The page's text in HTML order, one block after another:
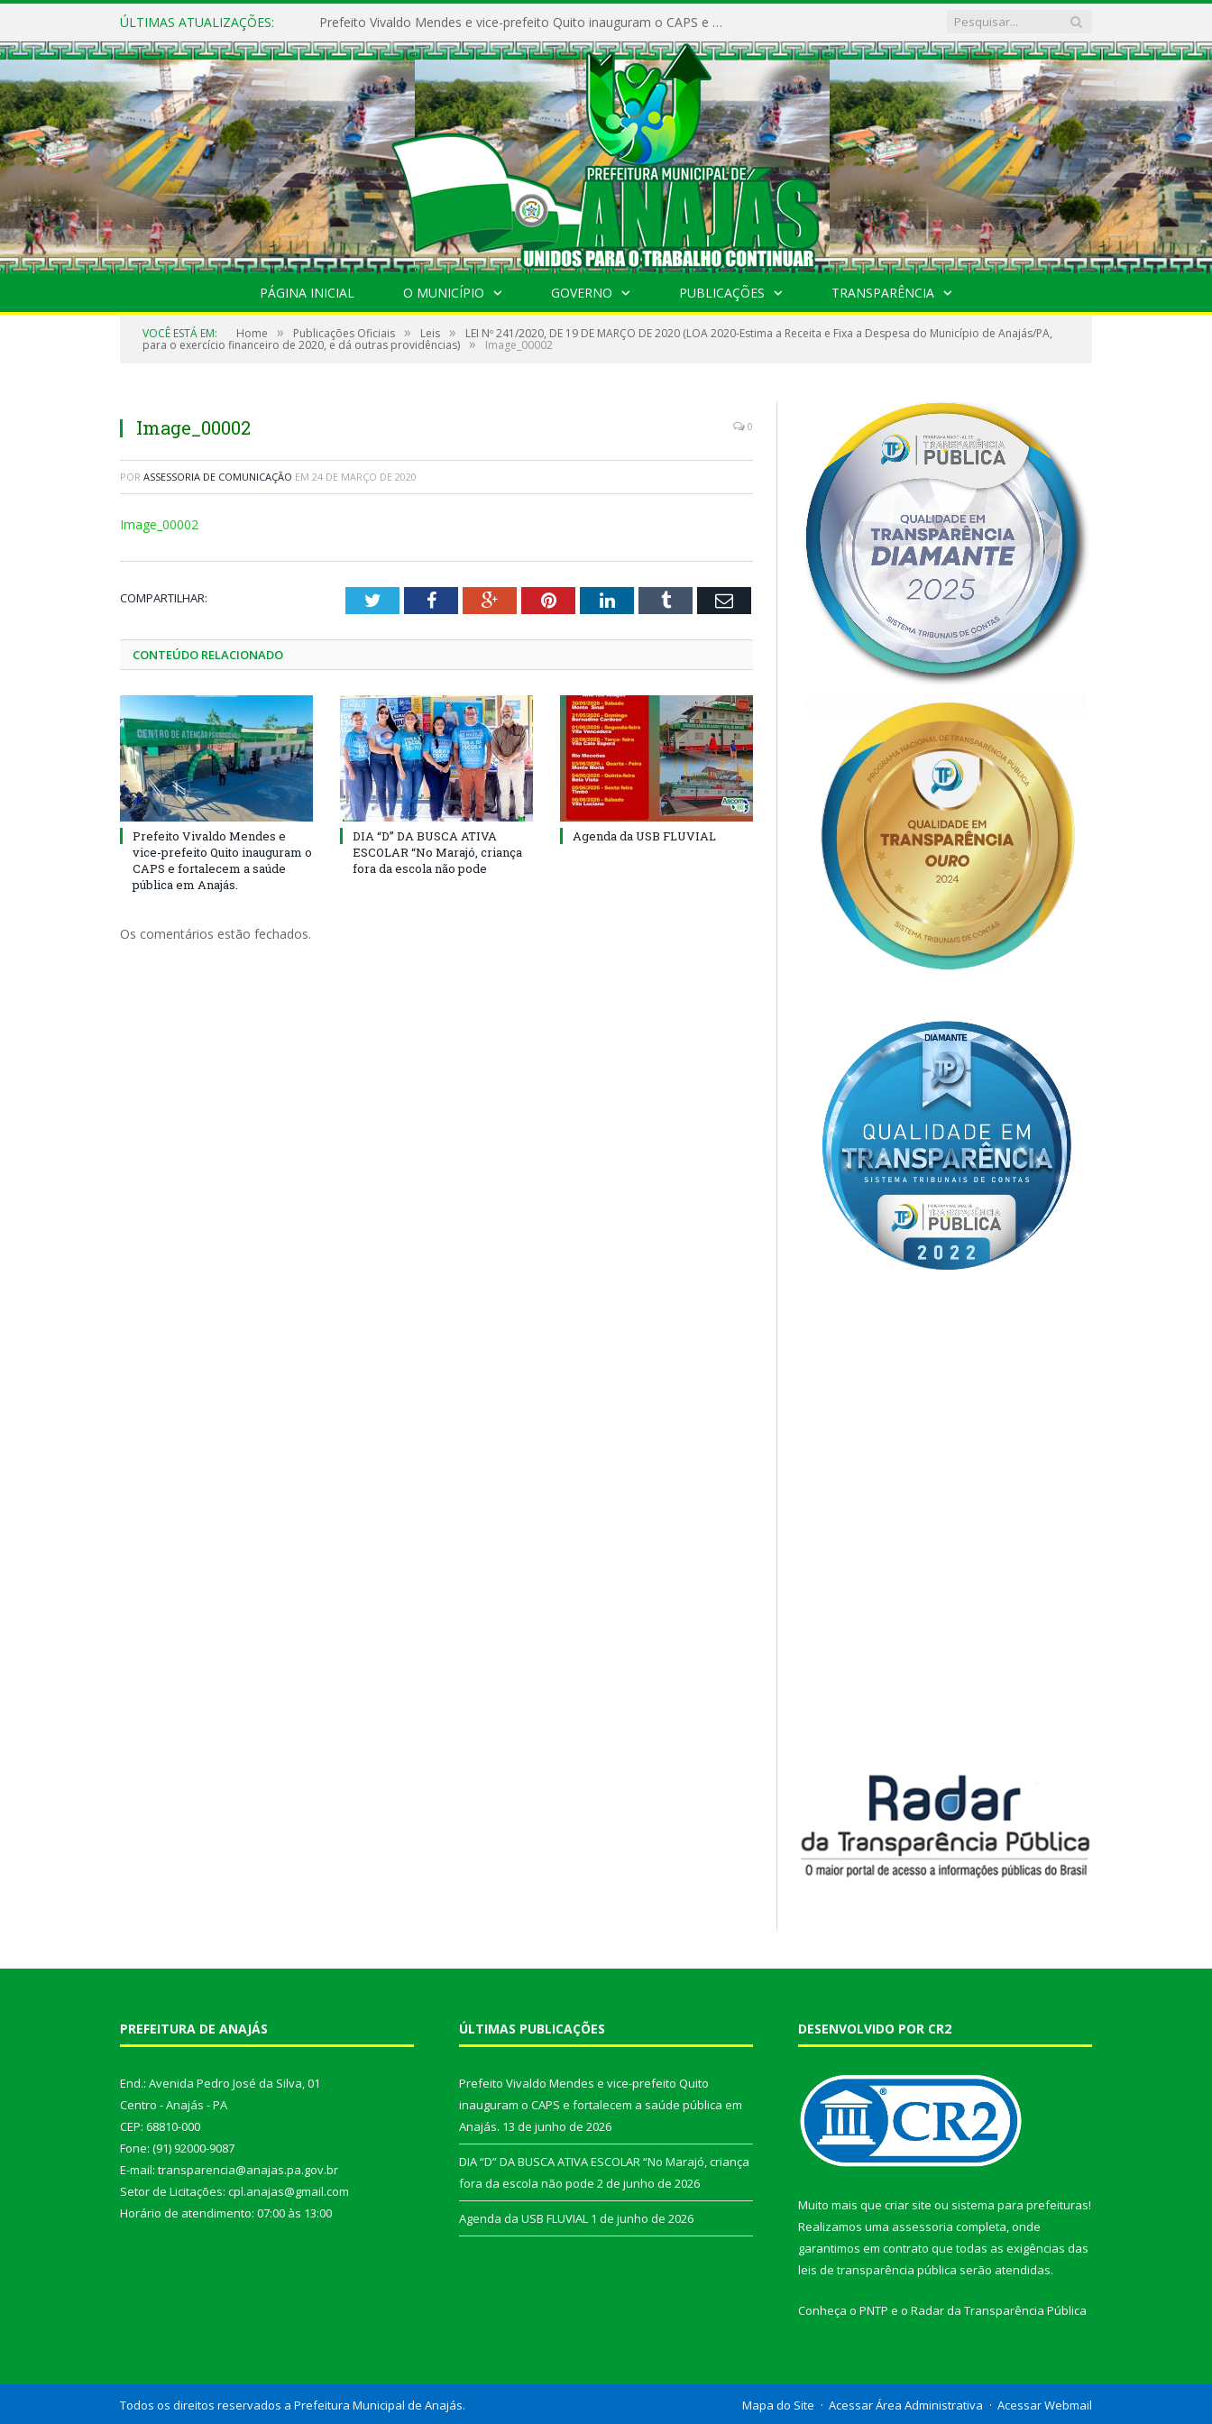
ÚLTIMAS ATUALIZAÇÕES: Prefeito Vivaldo Mendes e vice-prefeito Quito inauguram o CAPS e fortalecem a saúde pública em Anajás.
PÁGINA INICIAL O MUNICÍPIO GOVERNO PUBLICAÇÕES TRANSPARÊNCIA
VOCÊ ESTÁ EM: Home » Publicações Oficiais » Leis » LEI Nº 241/2020, DE 19 DE MARÇO DE 2020 (LOA 2020-Estima a Receita e Fixa a Despesa do Município de Anajás/PA,
para o exercício financeiro de 2020, e dá outras providências) » Image_00002
Image_00002 0
POR ASSESSORIA DE COMUNICAÇÃO EM 24 DE MARÇO DE 2020
Image_00002
COMPARTILHAR: TwitterFacebookGoogle+PinterestLinkedInTumblr Email
CONTEÚDO RELACIONADO
Prefeito Vivaldo Mendes e
vice-prefeito Quito inauguram o
CAPS e fortalecem a saúde
pública em Anajás.
DIA “D” DA BUSCA ATIVA
ESCOLAR “No Marajó, criança
fora da escola não pode
Agenda da USB FLUVIAL
Os comentários estão fechados.
PREFEITURA DE ANAJÁS
End.: Avenida Pedro José da Silva, 01
Centro - Anajás - PA
CEP: 68810-000
Fone: (91) 92000-9087
E-mail: transparencia@anajas.pa.gov.br
Setor de Licitações: cpl.anajas@gmail.com
Horário de atendimento: 07:00 às 13:00
ÚLTIMAS PUBLICAÇÕES
Prefeito Vivaldo Mendes e vice-prefeito Quito
inauguram o CAPS e fortalecem a saúde pública em
Anajás. 13 de junho de 2026
DIA “D” DA BUSCA ATIVA ESCOLAR “No Marajó, criança
fora da escola não pode 2 de junho de 2026
Agenda da USB FLUVIAL 1 de junho de 2026
DESENVOLVIDO POR CR2
Muito mais que criar site ou sistema para prefeituras!
Realizamos uma assessoria completa, onde
garantimos em contrato que todas as exigências das
leis de transparência pública serão atendidas.
Conheça o PNTP e o Radar da Transparência Pública
Todos os direitos reservados a Prefeitura Municipal de Anajás. Mapa do Site Acessar Área Administrativa Acessar Webmail